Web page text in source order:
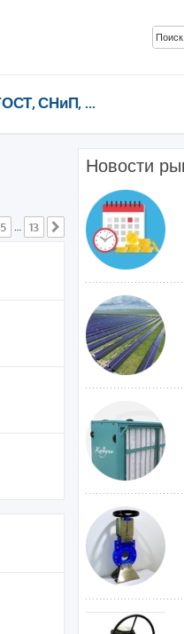
ГОСТ, СНиП, СанПиН и т.д.
5 13 След.
Новости